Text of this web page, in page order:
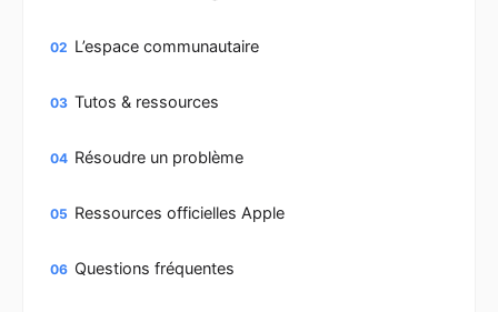
02 L’espace communautaire
03 Tutos & ressources
04 Résoudre un problème
05 Ressources officielles Apple
06 Questions fréquentes